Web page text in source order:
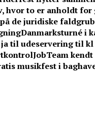
hvor to er anholdt
de juridiske
Danmarksturné i
til udeservering til
JobTeam
musikfest i